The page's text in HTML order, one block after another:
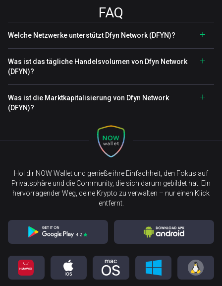
FAQ
Welche Netzwerke unterstützt Dfyn Network (DFYN)?
Was ist das tägliche Handelsvolumen von Dfyn Network
(DFYN)?
Was ist die Marktkapitalisierung von Dfyn Network
(DFYN)?
Hol dir NOW Wallet und genieße ihre Einfachheit, den Fokus auf
Privatsphäre und die Community, die sich darum gebildet hat. Ein
hervorragender Weg, deine Krypto zu verwalten – nur einen Klick
entfernt.